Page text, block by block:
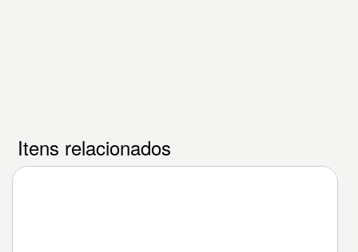
Itens relacionados